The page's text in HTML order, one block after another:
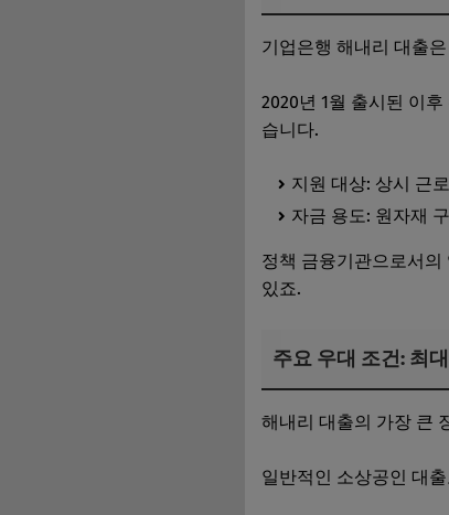
기업은행 해내리 대출
2020년 1월 출시된 이
습니다.
지원 대상: 상시 근
자금 용도: 원자재
정책 금융기관으로서
있죠.
주요 우대 조건: 최
해내리 대출의 가장 큰
일반적인 소상공인 대